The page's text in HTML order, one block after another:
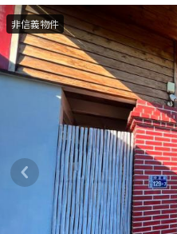
非信義物件